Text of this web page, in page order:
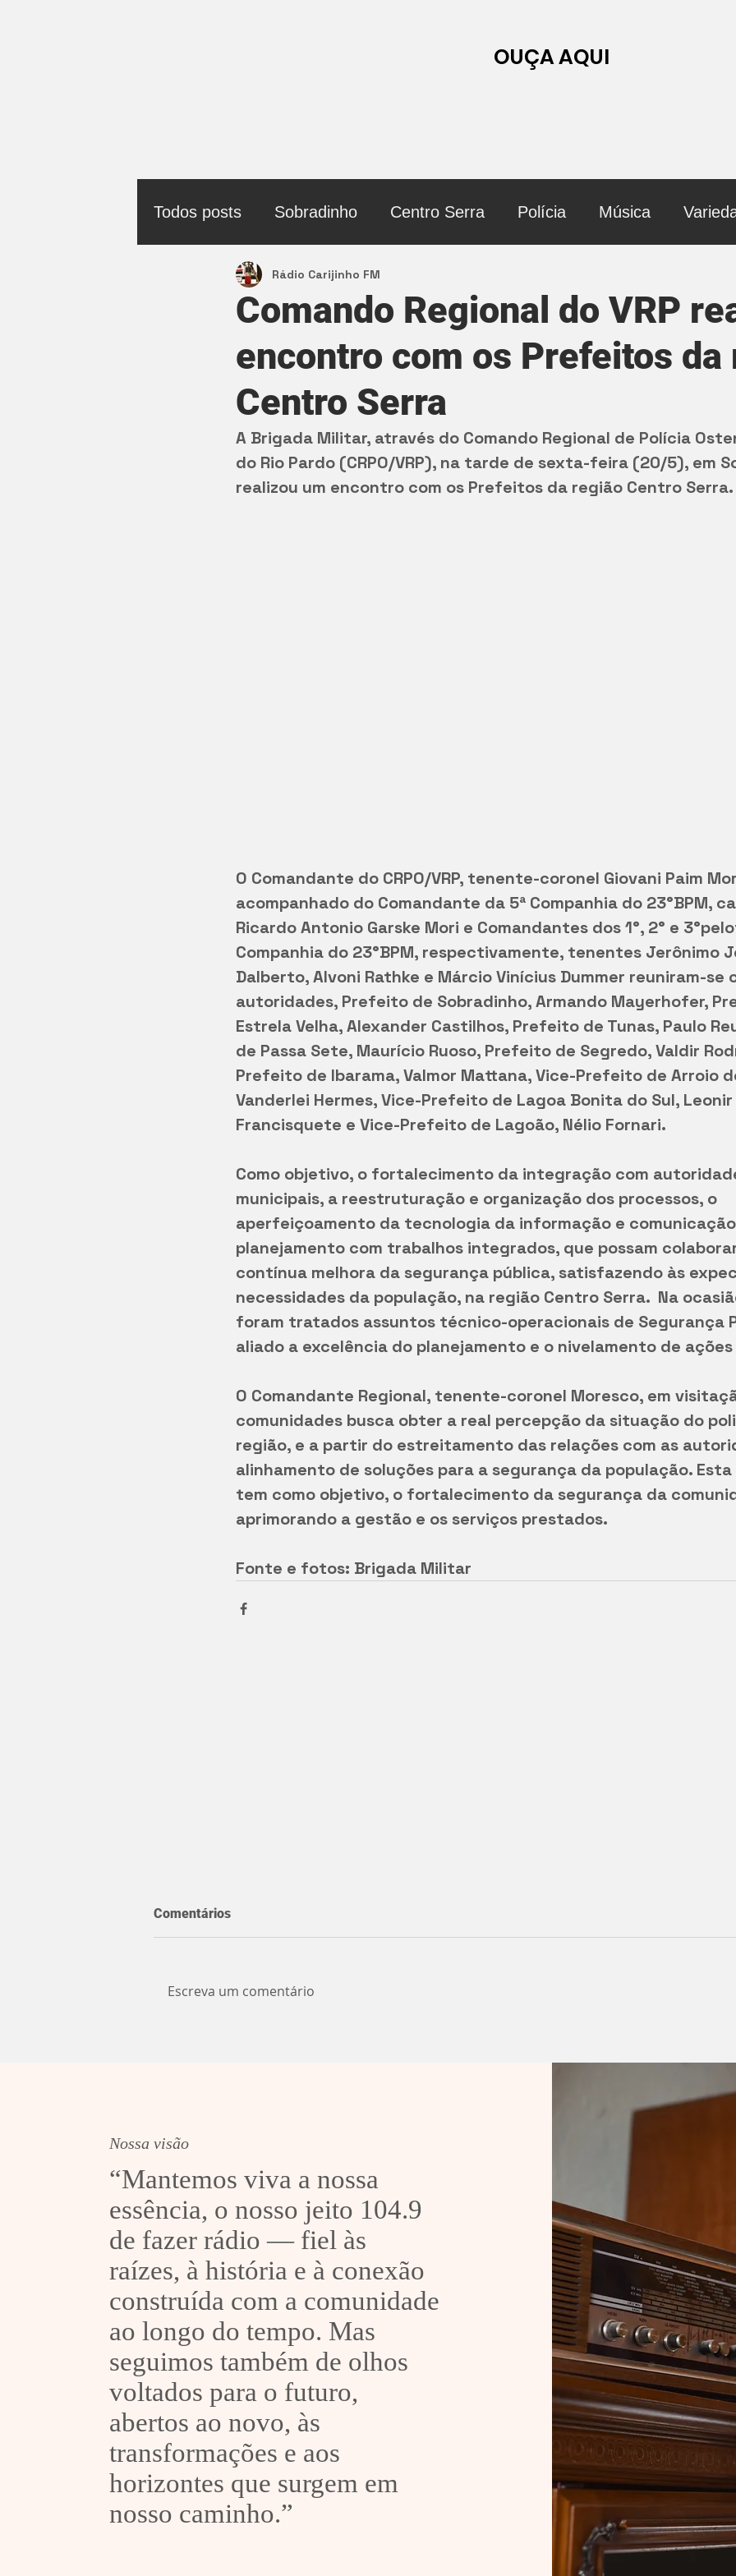
OUÇA AQUI
Todos posts Sobradinho Centro Serra Polícia Música
Política
Comando Regional do VRP
encontro com os Prefeitos da
Centro Serra
Rádio Carijinho FM
A Brigada Militar, através do Comando Regional de Polícia
do Rio Pardo (CRPO/VRP), na tarde de sexta-feira (20/5), em
realizou um encontro com os Prefeitos da região Centro Serra.
O Comandante do CRPO/VRP, tenente-coronel Giovani Paim
acompanhado do Comandante da 5ª Companhia do 23°BPM,
Ricardo Antonio Garske Mori e Comandantes dos 1°, 2° e
Companhia do 23°BPM, respectivamente, tenentes Jerônimo
Dalberto, Alvoni Rathke e Márcio Vinícius Dummer reuniram-se
autoridades, Prefeito de Sobradinho, Armando Mayerhofer,
Estrela Velha, Alexander Castilhos, Prefeito de Tunas, Paulo
de Passa Sete, Maurício Ruoso, Prefeito de Segredo, Valdir
Prefeito de Ibarama, Valmor Mattana, Vice-Prefeito de Arroio
Vanderlei Hermes, Vice-Prefeito de Lagoa Bonita do Sul, Leonir
Francisquete e Vice-Prefeito de Lagoão, Nélio Fornari.
Como objetivo, o fortalecimento da integração com
municipais, a reestruturação e organização dos processos, o
aperfeiçoamento da tecnologia da informação e
planejamento com trabalhos integrados, que possam
contínua melhora da segurança pública, satisfazendo às
necessidades da população, na região Centro Serra.  Na
foram tratados assuntos técnico-operacionais de Segurança
aliado a excelência do planejamento e o nivelamento de
O Comandante Regional, tenente-coronel Moresco, em
comunidades busca obter a real percepção da situação do
região, e a partir do estreitamento das relações com as
alinhamento de soluções para a segurança da população.
tem como objetivo, o fortalecimento da segurança da
aprimorando a gestão e os serviços prestados.
Fonte e fotos: Brigada Militar
tráfico de drogas
Comentários
Escreva um comentário
Nossa visão
“Mantemos viva a nossa
essência, o nosso jeito 104.9
de fazer rádio — fiel às
raízes, à história e à conexão
construída com a comunidade
ao longo do tempo. Mas
seguimos também de olhos
voltados para o futuro,
abertos ao novo, às
transformações e aos
horizontes que surgem em
nosso caminho.”